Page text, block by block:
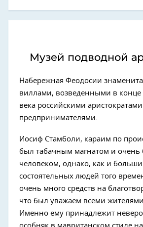
Музей подводной
Набережная Феодосии
виллами, возведенными в конце
века российскими
предпринимателями.
Иосиф Стамболи, караим по
был табачным магнатом и очень
человеком, однако, как и
состоятельных людей того
очень много средств на
что был уважаем всеми
Именно ему принадлежит